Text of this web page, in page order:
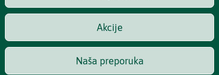
Akcije
Naša preporuka